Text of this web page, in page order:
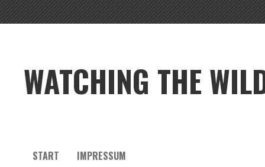
WATCHING THE
START IMPRESSUM